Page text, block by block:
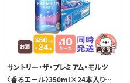
サントリー・ザ・プレミアム・モルツ
〈香るエール〉350ml×24本入り×1